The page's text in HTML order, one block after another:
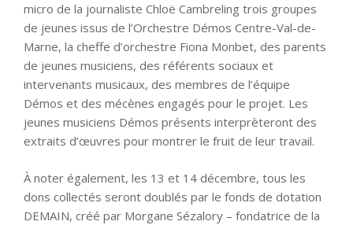
micro de la journaliste Chloë Cambreling trois groupes
de jeunes issus de l’Orchestre Démos Centre-Val-de-
Marne, la cheffe d’orchestre Fiona Monbet, des parents
de jeunes musiciens, des référents sociaux et
intervenants musicaux, des membres de l’équipe
Démos et des mécènes engagés pour le projet. Les
jeunes musiciens Démos présents interprèteront des
extraits d’œuvres pour montrer le fruit de leur travail.
À noter également, les 13 et 14 décembre, tous les
dons collectés seront doublés par le fonds de dotation
DEMAIN, créé par Morgane Sézalory – fondatrice de la